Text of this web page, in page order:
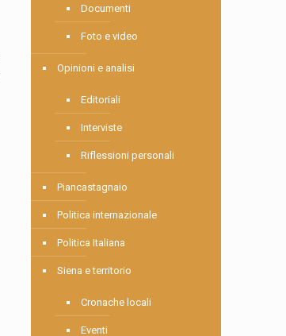
Documenti
Foto e video
Opinioni e analisi
Editoriali
Interviste
Riflessioni personali
Piancastagnaio
Politica internazionale
Politica Italiana
Siena e territorio
Cronache locali
Eventi